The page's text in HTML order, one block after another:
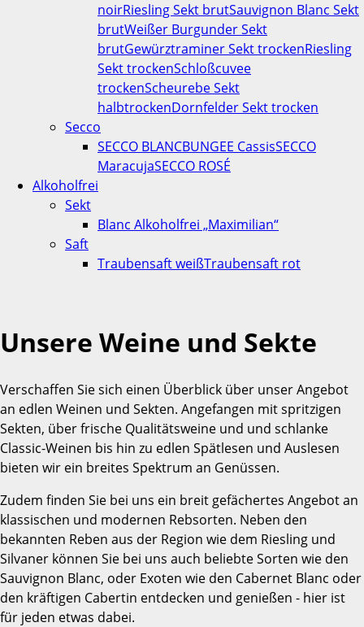
noirRiesling Sekt brutSauvignon Blanc Sekt
brutWeißer Burgunder Sekt
brutGewürztraminer Sekt trockenRiesling
Sekt trockenSchloßcuvee
trockenScheurebe Sekt
halbtrockenDornfelder Sekt trocken
Secco
SECCO BLANCBUNGEE CassisSECCO
MaracujaSECCO ROSÉ
Alkoholfrei
Sekt
Blanc Alkoholfrei „Maximilian“
Saft
Traubensaft weißTraubensaft rot
Unsere Weine und Sekte
Verschaffen Sie sich einen Überblick über unser Angebot
an edlen Weinen und Sekten. Angefangen mit spritzigen
Sekten, über frische Qualitätsweine und und schlanke
Classic-Weinen bis hin zu edlen Spätlesen und Auslesen
bieten wir ein breites Spektrum an Genüssen.
Zudem finden Sie bei uns ein breit gefächertes Angebot an
klassischen und modernen Rebsorten. Neben den
bekannten Reben aus der Region wie dem Riesling und
Silvaner können Sie bei uns auch beliebte Sorten wie den
Sauvignon Blanc, oder Exoten wie den Cabernet Blanc oder
den kräftigen Cabertin entdecken und genießen - hier ist
für jeden etwas dabei.